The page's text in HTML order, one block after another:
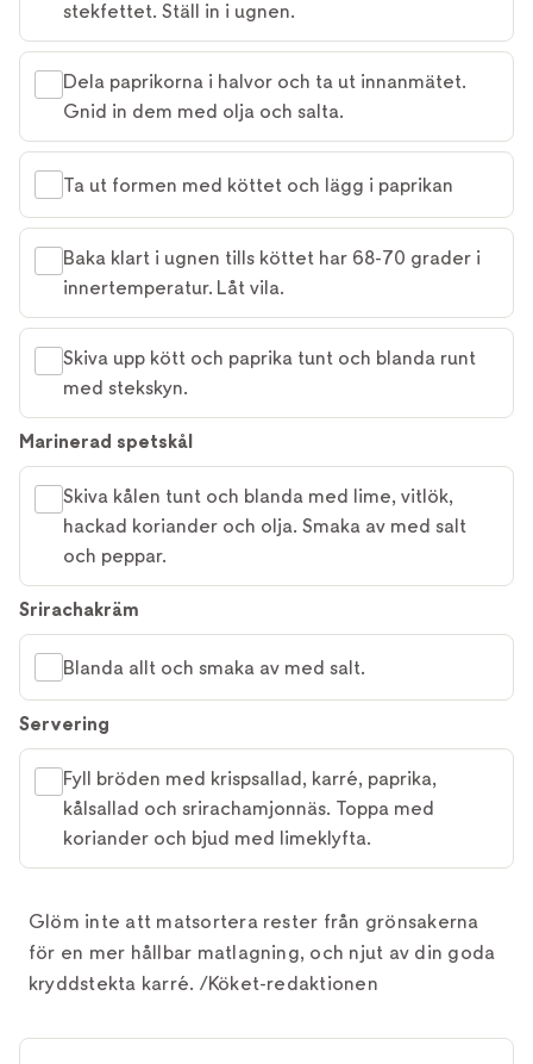
stekfettet. Ställ in i ugnen.
Dela paprikorna i halvor och ta ut innanmätet.
Gnid in dem med olja och salta.
Ta ut formen med köttet och lägg i paprikan
Baka klart i ugnen tills köttet har 68-70 grader i
innertemperatur. Låt vila.
Skiva upp kött och paprika tunt och blanda runt
med stekskyn.
Marinerad spetskål
Skiva kålen tunt och blanda med lime, vitlök,
hackad koriander och olja. Smaka av med salt
och peppar.
Srirachakräm
Blanda allt och smaka av med salt.
Servering
Fyll bröden med krispsallad, karré, paprika,
kålsallad och srirachamjonnäs. Toppa med
koriander och bjud med limeklyfta.
Glöm inte att matsortera rester från grönsakerna
för en mer hållbar matlagning, och njut av din goda
kryddstekta karré. /Köket-redaktionen